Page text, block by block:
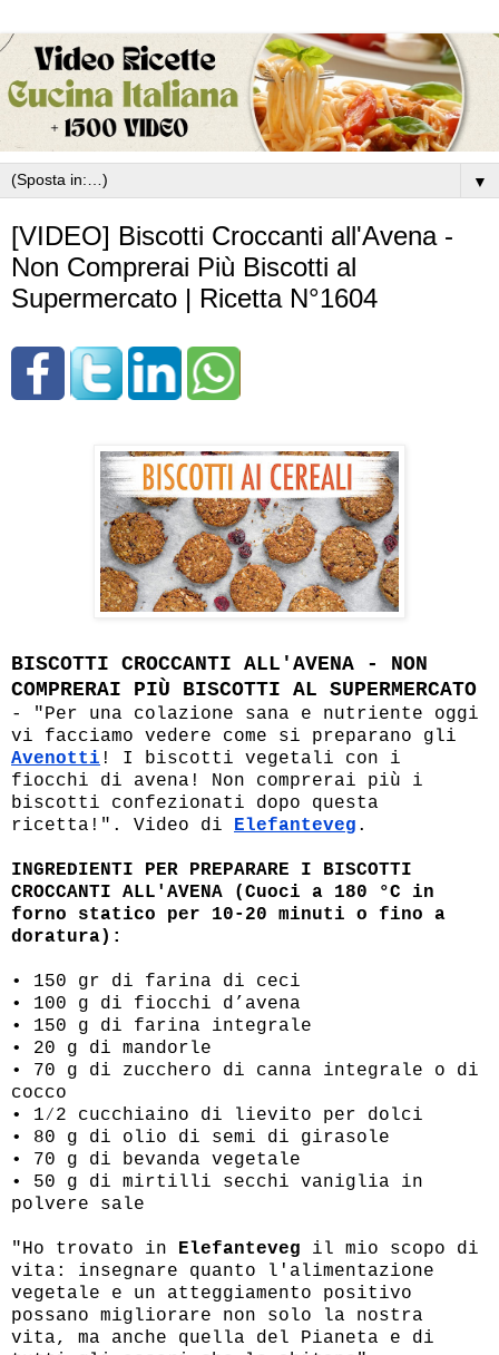
▼
[VIDEO] Biscotti Croccanti all'Avena -
Non Comprerai Più Biscotti al
Supermercato | Ricetta N°1604
BISCOTTI CROCCANTI ALL'AVENA - NON
COMPRERAI PIÙ BISCOTTI AL SUPERMERCATO
- "Per una colazione sana e nutriente oggi
vi facciamo vedere come si preparano gli
Avenotti ! I biscotti vegetali con i
fiocchi di avena! Non comprerai più i
biscotti confezionati dopo questa
ricetta!". Video di Elefanteveg .
INGREDIENTI PER PREPARARE I BISCOTTI
CROCCANTI ALL'AVENA (Cuoci a 180 °C in
forno statico per 10-20 minuti o fino a
doratura):
• 150 gr di farina di ceci
• 100 g di fiocchi d’avena
• 150 g di farina integrale
• 20 g di mandorle
• 70 g di zucchero di canna integrale o di
cocco
• 1⁄2 cucchiaino di lievito per dolci
• 80 g di olio di semi di girasole
• 70 g di bevanda vegetale
• 50 g di mirtilli secchi vaniglia in
polvere sale
"Ho trovato in Elefanteveg il mio scopo di
vita: insegnare quanto l'alimentazione
vegetale e un atteggiamento positivo
possano migliorare non solo la nostra
vita, ma anche quella del Pianeta e di